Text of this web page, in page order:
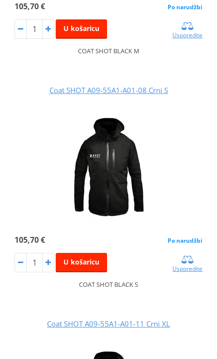
105,70 € Po narudžbi
U košaricu
Usporedite
COAT SHOT BLACK M
Coat SHOT A09-55A1-A01-08 Crni S
105,70 € Po narudžbi
U košaricu
Usporedite
COAT SHOT BLACK S
Coat SHOT A09-55A1-A01-11 Crni XL